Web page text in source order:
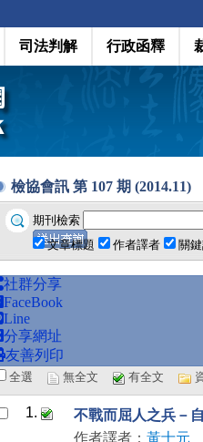
司法判解 行政函釋
檢協會訊 第 107 期 (2014.11)
期刊檢索
文章標題
作者譯者 關
社群分享
FaceBook
Line
分享網址
友善列印
全選 無全文 有全文
1.
不戰而屈人之兵－
作者譯者： 黃士元